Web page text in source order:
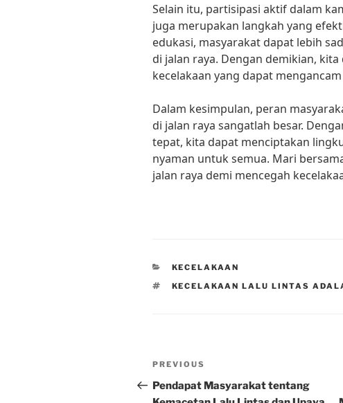
Selain itu, partisipasi aktif dalam
juga merupakan langkah yang
edukasi, masyarakat dapat lebih
di jalan raya. Dengan demikian,
kecelakaan yang dapat
Dalam kesimpulan, peran
di jalan raya sangatlah besar.
tepat, kita dapat menciptakan
nyaman untuk semua. Mari
jalan raya demi mencegah
CATEGORIES
KECELAKAAN
TAGS
KECELAKAAN LALU LINTAS
Post
navigation
Previous
Post
PREVIOUS
Pendapat Masyarakat tentang